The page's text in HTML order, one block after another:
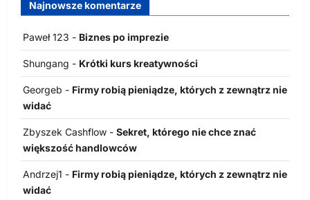
Najnowsze komentarze
Paweł 123 - Biznes po imprezie
Shungang - Krótki kurs kreatywności
Georgeb - Firmy robią pieniądze, których z zewnątrz nie
widać
Zbyszek Cashflow - Sekret, którego nie chce znać
większość handlowców
Andrzej1 - Firmy robią pieniądze, których z zewnątrz nie
widać